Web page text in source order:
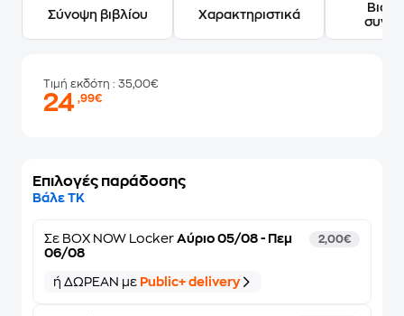
Σύνοψη βιβλίου Χαρακτηριστικά
Τιμή εκδότη : 35,00€
24,99€
Επιλογές παράδοσης
Βάλε ΤΚ
Σε BOX NOW Locker Αύριο 05/08 - Πεμ
06/08
2,00€
ή ΔΩΡΕΑΝ με Public+ delivery